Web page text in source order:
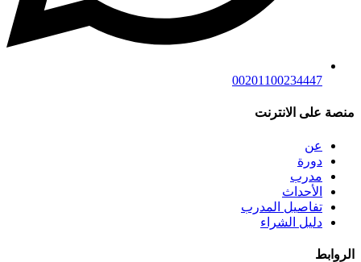
00201100234447
منصة على الانترنت
عن
دورة
مدرب
الأحداث
تفاصيل المدرب
دليل الشراء
الروابط